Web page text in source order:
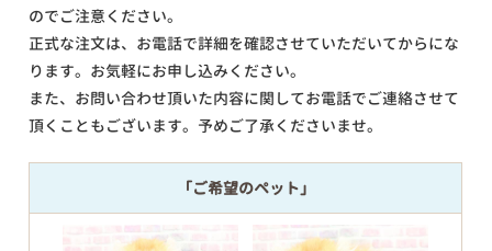
のでご注意ください。
正式な注文は、お電話で詳細を確認させていただいてからにな
ります。お気軽にお申し込みください。
また、お問い合わせ頂いた内容に関してお電話でご連絡させて
頂くこともございます。予めご了承くださいませ。
「ご希望のペット」